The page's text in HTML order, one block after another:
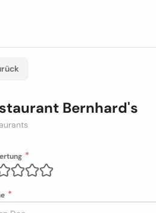
Bernhard's